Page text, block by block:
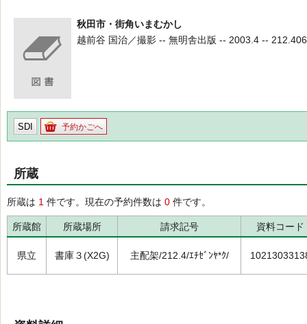
秋田市・街角いまむかし
越前谷 国治／撮影 -- 無明舎出版 -- 2003.4 -- 212.406
SDI 予約かごへ
所蔵
所蔵は 1 件です。現在の予約件数は 0 件です。
所蔵館 所蔵場所 請求記号 資料コード
県立 書庫３(X2G) 主配架/212.4/ｴﾁｾﾞﾝﾔ*ｸ/